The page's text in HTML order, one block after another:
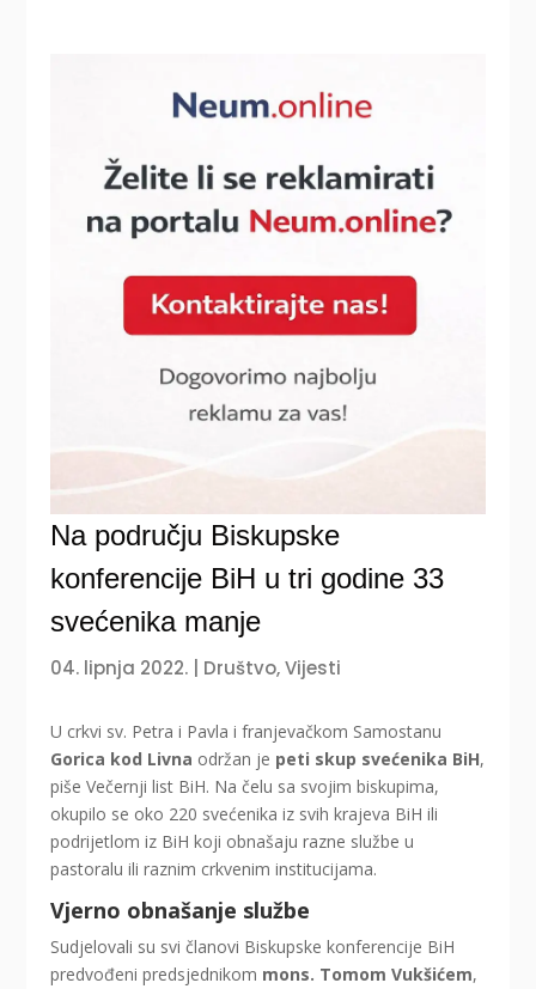
Na području Biskupske
konferencije BiH u tri godine 33
svećenika manje
04. lipnja 2022. Društvo,Vijesti
U crkvi sv. Petra i Pavla i franjevačkom Samostanu
Gorica kod Livna održan je peti skup svećenika BiH,
piše Večernji list BiH. Na čelu sa svojim biskupima,
okupilo se oko 220 svećenika iz svih krajeva BiH ili
podrijetlom iz BiH koji obnašaju razne službe u
pastoralu ili raznim crkvenim institucijama.
Vjerno obnašanje službe
Sudjelovali su svi članovi Biskupske konferencije BiH
predvođeni predsjednikom mons. Tomom Vukšićem,